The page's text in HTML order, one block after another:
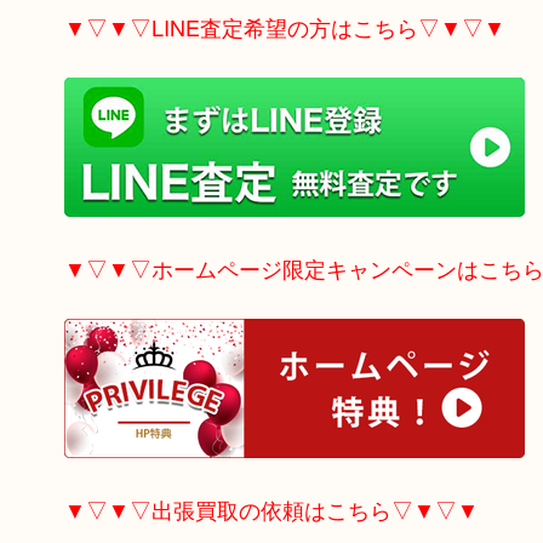
▼▽▼▽LINE査定希望の方はこちら▽▼▽▼
▼▽▼▽ホームページ限定キャンペーンはこ
▼▽▼▽出張買取の依頼はこちら▽▼▽▼